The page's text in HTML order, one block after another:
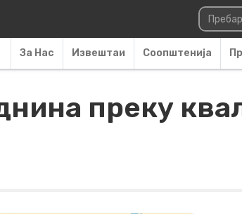
За Нас Извештаи Соопштенија
преку